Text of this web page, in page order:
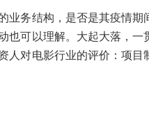
业务结构，是否是其疫情期
也可以理解。大起大落，一
人对电影行业的评价：项目